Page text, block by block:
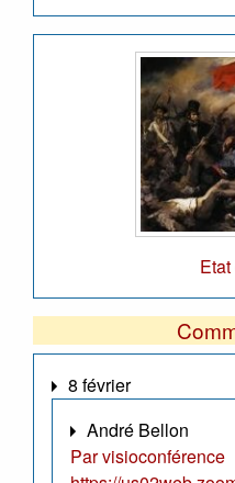
8 février
André Bellon
Par visioconférence